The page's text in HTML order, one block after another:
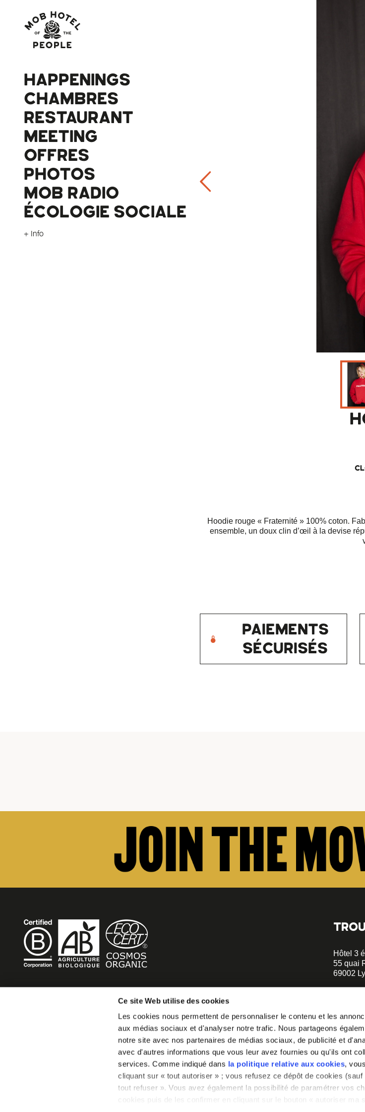
Ce site Web utilise des cookies
Les cookies nous permettent de personnaliser le contenu et les
aux médias sociaux et d'analyser notre trafic. Nous partageons
notre site avec nos partenaires de médias sociaux, de publicité et
avec d'autres informations que vous leur avez fournies ou qu'ils ont
services. Comme indiqué dans la politique relative aux cookies,
cliquant sur « tout autoriser » ; vous refusez ce dépôt de cookies
tout refuser ». Vous avez également la possibilité de paramétrer vos
cookies puis de les confirmer en cliquant sur le bouton « autoriser ma
HAPPENINGS
CHAMBRES
RESTAURANT
MEETING
OFFRES
PHOTOS
MOB RADIO
ÉCOLOGIE SOCIALE
+ Info
Hoodie rouge « Fraternité » 100% coton.
ensemble, un doux clin d’œil à la devise
PAIEMENTS
SÉCURISÉS
BECOME MOB
MOB HOTEL se développe en un véritable mouvement coopératif.
Vous souhaitez créer votre MOB HOTEL et prendre part à notre
écrivez-nous et racontez nous votre projet, nous vous dirons comment
becomemob@mobhotel.com
Hôtel 3
55 quai
69002
Le